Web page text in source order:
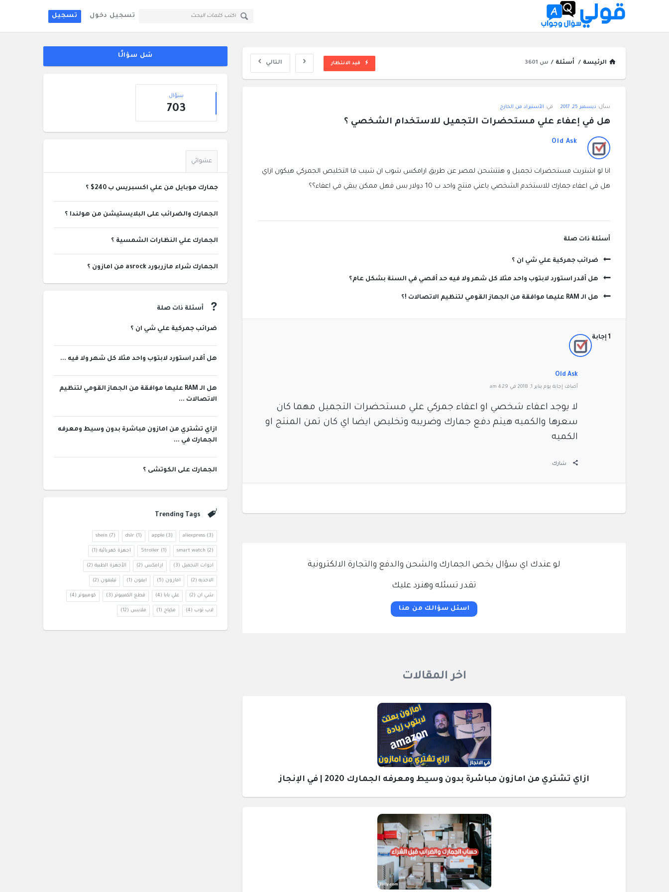
تسجيل دخول تسجيل
قولي
سؤال
وجواب
القائمة
الرئيسة / أسئلة / س 3601 التالي قيد الانتظار
سؤال
وجواب
الاحدث
أسئلة
سأل: ديسمبر 25, 2017 في: الأستيراد من الخارج
هل في إعفاء علي مستحضرات التجميل للاستخدام الشخصي ؟
Old Ask
انا لو اشتريت مستحضرات تجميل و هتتشحن لمصر عن طريق ارامكس شوب ان شيب فا التخليص الجمركي هيكون ازاي
هل في اعفاء جمارك للاستخدم الشخصي ياعني منتج واحد ب 10 دولار بس فهل ممكن يبقي في اعفاء؟؟
‫أسئلة ذات صلة
ضرائب جمركية علي شي ان ؟
هل أقدر استورد لابتوب واحد مثلا كل شهر ولا فيه حد أقصي في السنة بشكل عام؟
هل الـ RAM عليها موافقة من الجهاز القومي لتنظيم الاتصالات !؟
‫1 إجابة
Old Ask
‫أضاف ‫‫إجابة يوم يناير 1, 2018 في 4:29 am
لا يوجد اعفاء شخصي او اعفاء جمركي علي مستحضرات التجميل مهما كان
سعرها والكميه هيتم دفع جمارك وضريبه وتخليص ايضا اي كان تمن المنتج او
الكميه
شارك
لو عندك اي سؤال يخص الجمارك والشحن والدفع والتجارة الالكترونية
تقدر تسئله وهنرد عليك
اسئل سؤالك من هنا
اخر المقالات
ازاي تشتري من امازون مباشرة بدون وسيط ومعرفه الجمارك 2020 | في الإنجاز
سَل سؤالًا
إحصائيات
سؤال
703
عشوائي
جمارك موبايل من علي اكسبريس ب 240$ ؟
الجمارك والضرائب على البلايستيشن من هولندا ؟
الجمارك علي النظارات الشمسية ؟
الجمارك شراء مازربورد asrock من امازون ؟
أسئلة ذات صلة
ضرائب جمركية علي شي ان ؟
هل أقدر استورد لابتوب واحد مثلا كل شهر ولا فيه ...
هل الـ RAM عليها موافقة من الجهاز القومي لتنظيم
الاتصالات ...
ازاي تشتري من امازون مباشرة بدون وسيط ومعرفه
الجمارك في ...
الجمارك على الكوتشى ؟
Trending Tags
aliexpress(3)
apple(3)
dslr (1)
shein (7)
smart watch (2)
Stroller (1) اجهزة كهربائية (1)
ادوات التجميل (3) ارامكس (2) الأجهزة الطبية (2)
الاحذيه (2) امازون (5) ايفون (1) تيليفون (2)
شي ان (2) علي بابا (4) قطع الكمبيوتر (3) كومبيوتر (4)
لاب توب (4) مكياج (1) ملابس (12)